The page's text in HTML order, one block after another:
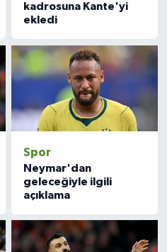
kadrosuna Kante'yi
ekledi
Spor
Neymar'dan
geleceğiyle ilgili
açıklama